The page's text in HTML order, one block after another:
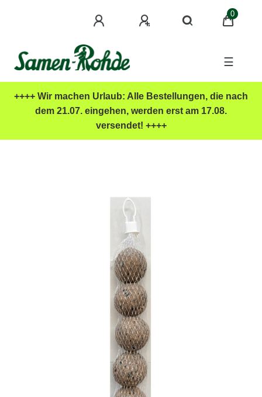
0
☰
++++ Wir machen Urlaub: Alle Bestellungen, die nach
dem 21.07. eingehen, werden erst am 17.08.
versendet! ++++